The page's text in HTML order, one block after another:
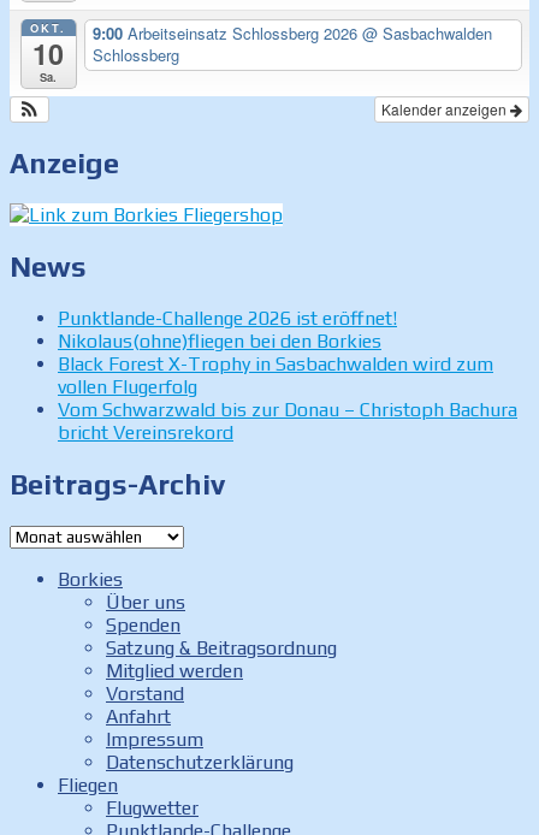
OKT.
10
Sa.
9:00 Arbeitseinsatz Schlossberg 2026 @ Sasbachwalden
Schlossberg
Kalender anzeigen
Anzeige
News
Punktlande-Challenge 2026 ist eröffnet!
Nikolaus(ohne)fliegen bei den Borkies
Black Forest X-Trophy in Sasbachwalden wird zum
vollen Flugerfolg
Vom Schwarzwald bis zur Donau – Christoph Bachura
bricht Vereinsrekord
Beitrags-Archiv
Beitrags-
Borkies
Über uns
Spenden
Satzung & Beitragsordnung
Mitglied werden
Vorstand
Anfahrt
Impressum
Datenschutzerklärung
Fliegen
Flugwetter